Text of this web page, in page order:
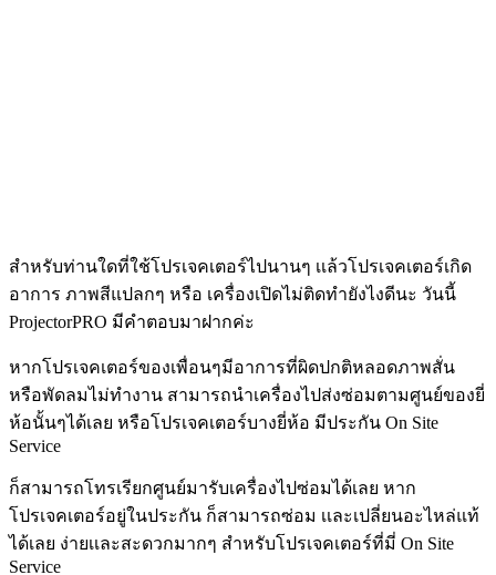
สำหรับท่านใดที่ใช้โปรเจคเตอร์ไปนานๆ เเล้วโปรเจคเตอร์เกิด
อาการ ภาพสีแปลกๆ หรือ เครื่องเปิดไม่ติดทำยังไงดีนะ วันนี้
ProjectorPRO มีคำตอบมาฝากค่ะ
หากโปรเจคเตอร์ของเพื่อนๆมีอาการที่ผิดปกติหลอดภาพสั่น
หรือพัดลมไม่ทำงาน สามารถนำเครื่องไปส่งซ่อมตามศูนย์ของยี่
ห้อนั้นๆได้เลย หรือโปรเจคเตอร์บางยี่ห้อ มีประกัน On Site
Service
ก็สามารถโทรเรียกศูนย์มารับเครื่องไปซ่อมได้เลย หาก
โปรเจคเตอร์อยู่ในประกัน ก็สามารถซ่อม เเละเปลี่ยนอะไหล่แท้
ได้เลย ง่ายเเละสะดวกมากๆ สำหรับโปรเจคเตอร์ที่มี่ On Site
Service